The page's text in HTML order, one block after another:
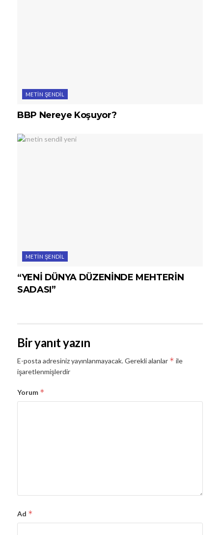
METIN ŞENDIL
BBP Nereye Koşuyor?
METIN ŞENDIL
“YENİ DÜNYA DÜZENİNDE MEHTERİN
SADASI”
Bir yanıt yazın
E-posta adresiniz yayınlanmayacak.Gerekli alanlar * ile
işaretlenmişlerdir
Yorum *
Ad *